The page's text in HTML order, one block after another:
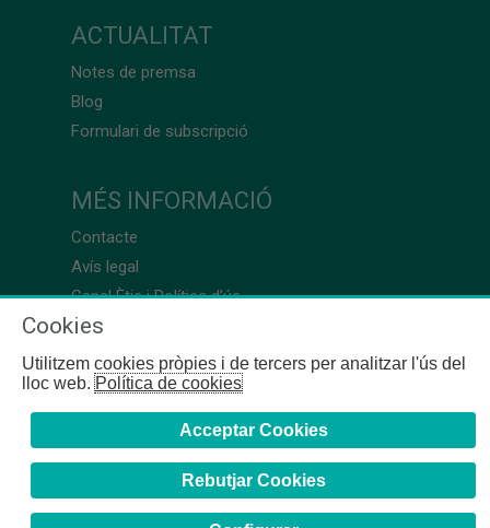
ACTUALITAT
Notes de premsa
Blog
Formulari de subscripció
MÉS INFORMACIÓ
Contacte
Avís legal
Canal Ètic i Política d’ús
Cookies
Utilitzem cookies pròpies i de tercers per analitzar l'ús del
lloc web.Política de cookies
Acceptar Cookies
Rebutjar Cookies